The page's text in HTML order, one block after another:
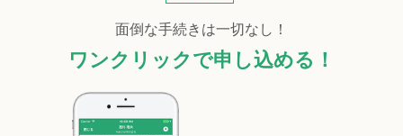
面倒な手続きは一切なし！
ワンクリックで申し込める！